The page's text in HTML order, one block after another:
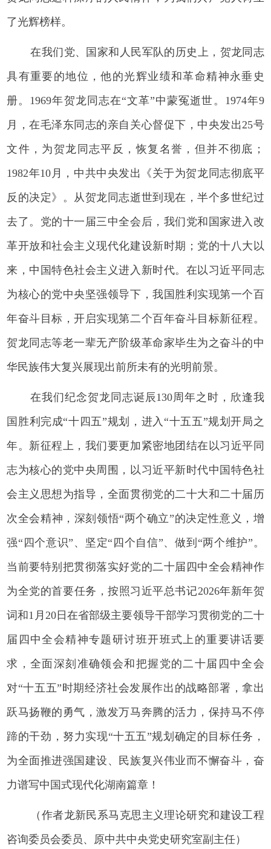
了光辉榜样。
在我们党、国家和人民军队的历史上，贺龙同志
具有重要的地位，他的光辉业绩和革命精神永垂史
册。1969年贺龙同志在“文革”中蒙冤逝世。1974年9
月，在毛泽东同志的亲自关心督促下，中央发出25号
文件，为贺龙同志平反，恢复名誉，但并不彻底；
1982年10月，中共中央发出《关于为贺龙同志彻底平
反的决定》。从贺龙同志逝世到现在，半个多世纪过
去了。党的十一届三中全会后，我们党和国家进入改
革开放和社会主义现代化建设新时期；党的十八大以
来，中国特色社会主义进入新时代。在以习近平同志
为核心的党中央坚强领导下，我国胜利实现第一个百
年奋斗目标，开启实现第二个百年奋斗目标新征程。
贺龙同志等老一辈无产阶级革命家毕生为之奋斗的中
华民族伟大复兴展现出前所未有的光明前景。
在我们纪念贺龙同志诞辰130周年之时，欣逢我
国胜利完成“十四五”规划，进入“十五五”规划开局之
年。新征程上，我们要更加紧密地团结在以习近平同
志为核心的党中央周围，以习近平新时代中国特色社
会主义思想为指导，全面贯彻党的二十大和二十届历
次全会精神， 深刻领悟“两个确立”的决定性意义，增
强“四个意识”、坚定“四个自信”、做到“两个维护”。
当前要特别把贯彻落实好党的二十届四中全会精神作
为全党的首要任务，按照习近平总书记2026年新年贺
词和1月20日在省部级主要领导干部学习贯彻党的二十
届四中全会精神专题研讨班开班式上的重要讲话要
求，全面深刻准确领会和把握党的二十届四中全会
对“十五五”时期经济社会发展作出的战略部署，拿出
跃马扬鞭的勇气，激发万马奔腾的活力，保持马不停
蹄的干劲，努力实现“十五五”规划确定的目标任务，
为全面推进强国建设、民族复兴伟业而不懈奋斗，奋
力谱写中国式现代化湖南篇章！
（作者龙新民系马克思主义理论研究和建设工程
咨询委员会委员、原中共中央党史研究室副主任）